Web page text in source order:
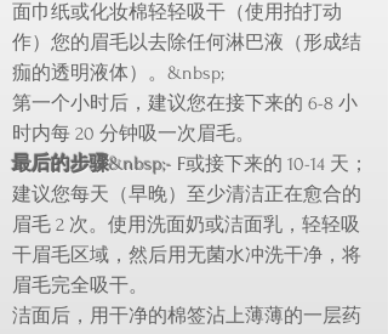
面巾纸或化妆棉轻轻吸干（使用拍打动
作）您的眉毛以去除任何淋巴液（形成结
痂的透明液体）。&nbsp;
第一个小时后，建议您在接下来的 6-8 小
时内每 20 分钟吸一次眉毛。
最后的步骤&nbsp;- F或接下来的 10-14 天；
建议您每天（早晚）至少清洁正在愈合的
眉毛 2 次。使用洗面奶或洁面乳，轻轻吸
干眉毛区域，然后用无菌水冲洗干净，将
眉毛完全吸干。
洁面后，用干净的棉签沾上薄薄的一层药